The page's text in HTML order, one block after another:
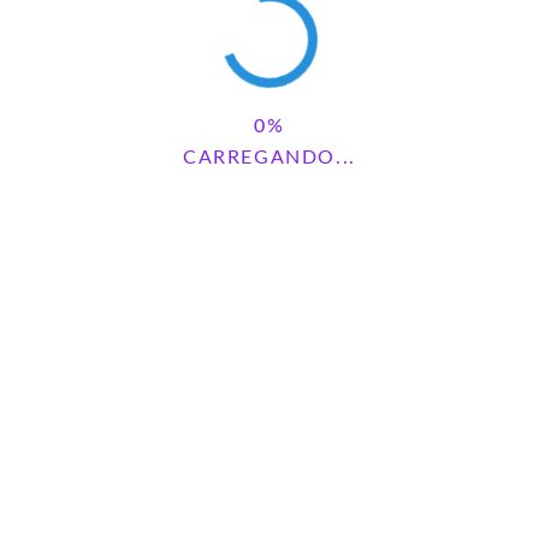
CARREGANDO...